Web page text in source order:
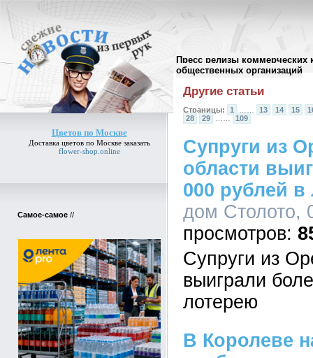
Пресс релизы коммерческих
общественных организаций
Цветов по Москве
Доставка цветов по Москвезаказать
flower-shop.online
Самое-самое //
Архив пресс-релизов//
Другие статьи
Страницы: 1 13 14 15
28
29 …… 109
Супруги из
области
000 рублей
дом Столото,
Супруги из
выиграли
лотерею
В Королеве